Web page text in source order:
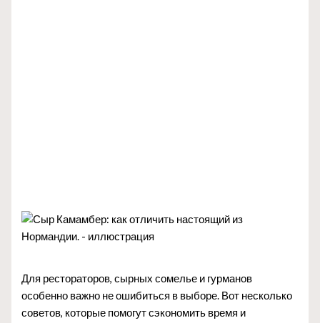
Для рестораторов, сырных сомелье и гурманов
особенно важно не ошибиться в выборе. Вот несколько
советов, которые помогут сэкономить время и